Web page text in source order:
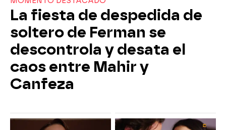
La fiesta de despedida de
soltero de Ferman se
descontrola y desata el
caos entre Mahir y
Canfeza